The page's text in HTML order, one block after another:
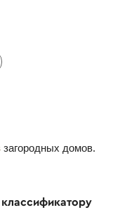
загородных домов.